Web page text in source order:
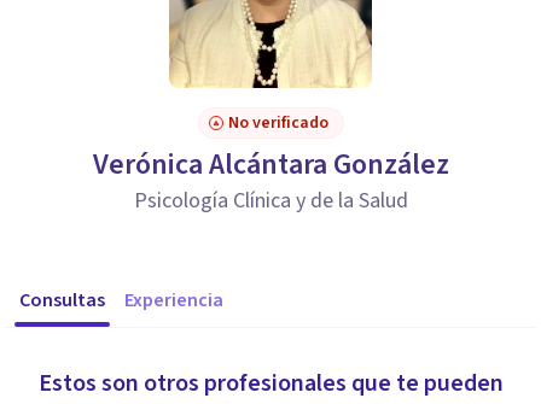
No verificado
Verónica Alcántara González
Psicología Clínica y de la Salud
Consultas Experiencia
Estos son otros profesionales que te pueden